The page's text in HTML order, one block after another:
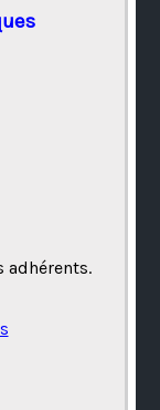
adhérents.